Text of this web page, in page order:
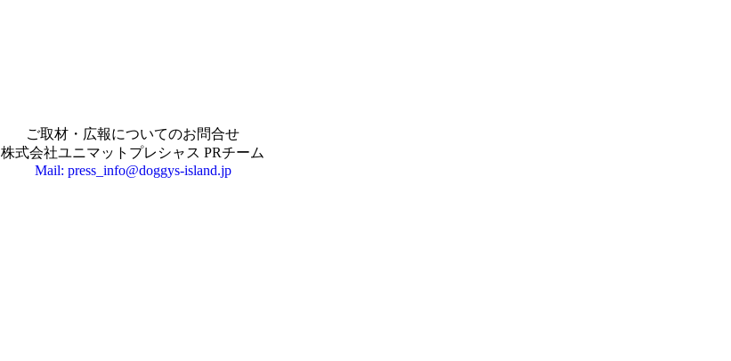
ご取材・広報についてのお問合せ
株式会社ユニマットプレシャス PRチーム
Mail: press_info@doggys-island.jp